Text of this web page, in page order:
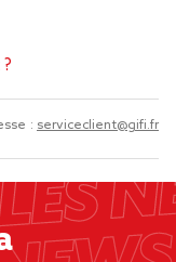
: serviceclient@gifi.fr